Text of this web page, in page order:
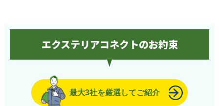
エクステリアコネクトのお約束
最大3社を厳選してご紹介